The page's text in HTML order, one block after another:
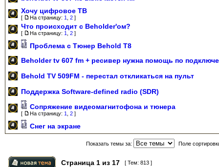
Хочу цифровое ТВ
[ На страницу: 1 2 ]
Что происходит с Beholder'ом?
[ На страницу: 1 2 ]
Проблема с Тюнер Behold Т8
Beholder tv 607 fm + ресивер нужна помощь по
Behold TV 509FM - перестал откликаться на пульт
Поддержка Software-defined radio (SDR)
Сопряжение видеомагнитофона и тюнера
[ На страницу: 1 2 ]
Снег на экране
Показать темы за: Поле
Страница 1 из 17 [ Тем: 813 ]